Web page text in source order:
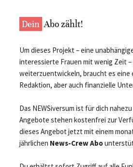
Dein Abo zählt!
Um dieses Projekt – eine
interessierte Frauen mit wenig Zeit
weiterzuentwickeln, braucht es eine
Redaktion, aber auch finanzielle
Das NEWSiversum ist für dich
Angebote stehen kostenfrei zur
dieses Angebot jetzt mit einem
jährlichen News-Crew Abo